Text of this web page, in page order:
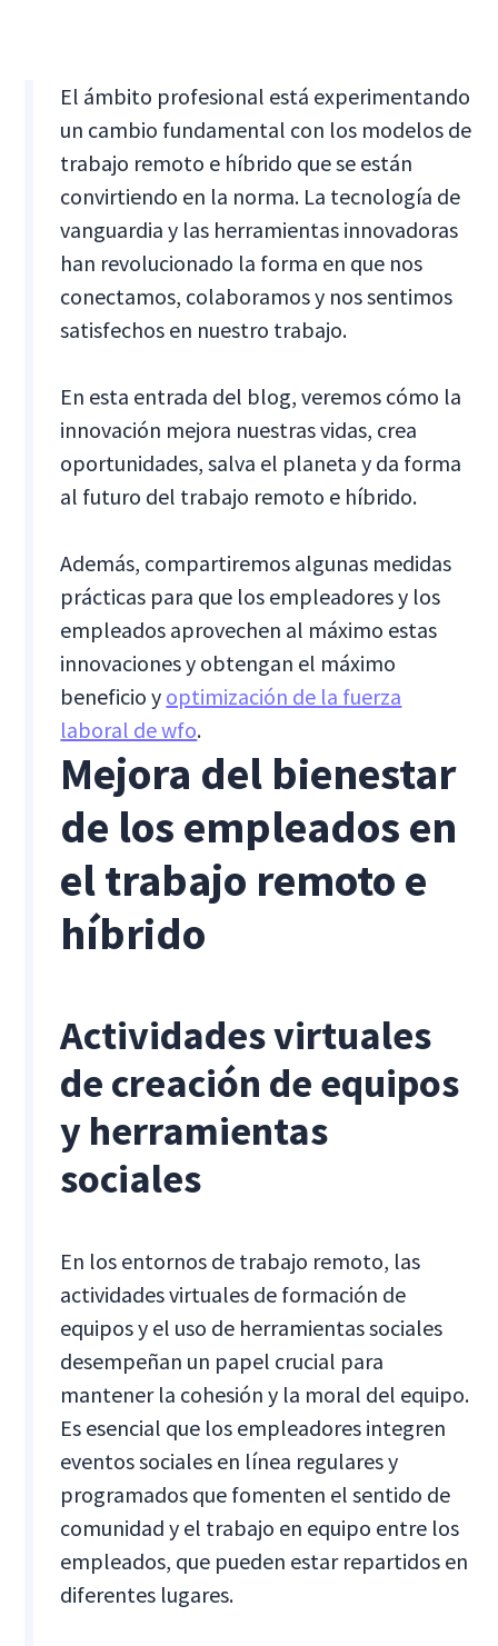
El ámbito profesional está experimentando
un cambio fundamental con los modelos de
trabajo remoto e híbrido que se están
convirtiendo en la norma. La tecnología de
vanguardia y las herramientas innovadoras
han revolucionado la forma en que nos
conectamos, colaboramos y nos sentimos
satisfechos en nuestro trabajo.
En esta entrada del blog, veremos cómo la
innovación mejora nuestras vidas, crea
oportunidades, salva el planeta y da forma
al futuro del trabajo remoto e híbrido.
Además, compartiremos algunas medidas
prácticas para que los empleadores y los
empleados aprovechen al máximo estas
innovaciones y obtengan el máximo
beneficio y optimización de la fuerza
laboral de wfo.
Mejora del bienestar
de los empleados en
el trabajo remoto e
híbrido
Actividades virtuales
de creación de equipos
y herramientas
sociales
En los entornos de trabajo remoto, las
actividades virtuales de formación de
equipos y el uso de herramientas sociales
desempeñan un papel crucial para
mantener la cohesión y la moral del equipo.
Es esencial que los empleadores integren
eventos sociales en línea regulares y
programados que fomenten el sentido de
comunidad y el trabajo en equipo entre los
empleados, que pueden estar repartidos en
diferentes lugares.